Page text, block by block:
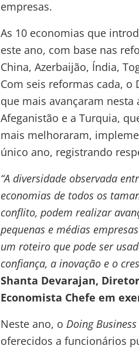
empresas.
As 10 economias que
este ano, com base nas
China, Azerbaijão, Índia,
Com seis reformas cada,
que mais avançaram
Afeganistão e a Turquia,
mais melhoraram,
único ano, registrando
“A diversidade observada
economias de todos os
conflito, podem realizar
pequenas e médias
um roteiro que pode ser
confiança, a inovação e o
Shanta Devarajan,
Economista Chefe em
Neste ano, o Doing Business
oferecidos a funcionários